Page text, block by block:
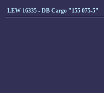
LEW 16335 - DB Cargo "155 075-5"